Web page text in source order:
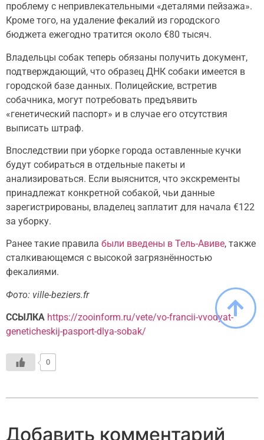
проблему с непривлекательными «деталями пейзажа».
Кроме того, на удаление фекалий из городского
бюджета ежегодно тратится около €80 тысяч.
Владельцы собак теперь обязаны получить документ,
подтверждающий, что образец ДНК собаки имеется в
городской базе данных. Полицейские, встретив
собачника, могут потребовать предъявить
«генетический паспорт» и в случае его отсутствия
выписать штраф.
Впоследствии при уборке города оставленные кучки
будут собираться в отдельные пакеты и
анализироваться. Если выяснится, что экскременты
принадлежат конкретной собакой, чьи данные
зарегистрированы, владелец заплатит для начала €122
за уборку.
Ранее такие правила были введены в Тель-Авиве, также
сталкивающемся с высокой загрязнённостью
фекалиями.
Фото: ville-beziers.fr
ССЫЛКА https://zooinform.ru/vete/vo-francii-vvodyat-
geneticheskij-pasport-dlya-sobak/
0
Добавить комментарий